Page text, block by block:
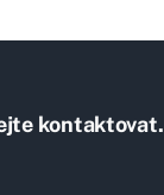
kontaktovat.